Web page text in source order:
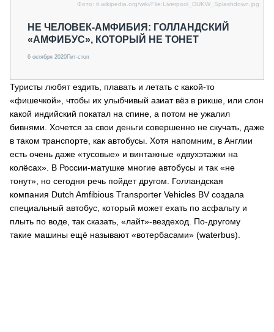
Фото: it.wikipedia.org/wiki/File:Liverpool_DUKW_Splashdown.jpg
НЕ ЧЕЛОВЕК-АМФИБИЯ: ГОЛЛАНДСКИЙ
«АМФИБУС», КОТОРЫЙ НЕ ТОНЕТ
6 октября 2020Пит-стоп
Туристы любят ездить, плавать и летать с какой-то
«фишечкой», чтобы их улыбчивый азиат вёз в рикше, или слон
какой индийский покатал на спине, а потом не ужалил
бивнями. Хочется за свои деньги совершенно не скучать, даже
в таком транспорте, как автобусы. Хотя напомним, в Англии
есть очень даже «тусовые» и винтажные «двухэтажки на
колёсах». В России-матушке многие автобусы и так «не
тонут», но сегодня речь пойдет другом. Голландская
компания Dutch Amfibious Transporter Vehicles BV создала
специальный автобус, который может ехать по асфальту и
плыть по воде, так сказать, «лайт»-вездеход. По-другому
такие машины ещё называют «вотербасами» (waterbus).